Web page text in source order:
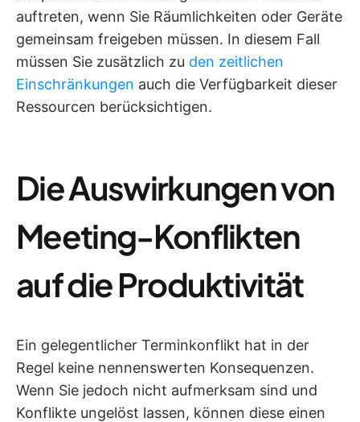
auftreten, wenn Sie Räumlichkeiten oder Geräte
gemeinsam freigeben müssen. In diesem Fall
müssen Sie zusätzlich zu den zeitlichen
Einschränkungen auch die Verfügbarkeit dieser
Ressourcen berücksichtigen.
Die Auswirkungen von
Meeting-Konflikten
auf die Produktivität
Ein gelegentlicher Terminkonflikt hat in der
Regel keine nennenswerten Konsequenzen.
Wenn Sie jedoch nicht aufmerksam sind und
Konflikte ungelöst lassen, können diese einen